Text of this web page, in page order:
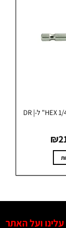
מתאם ביט בוקסה מגנטי HEX 1/4" ל-DR |
₪מחירים:
עלינו ועל האתר